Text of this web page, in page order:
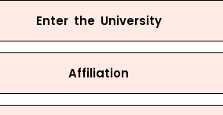
Enter the University
Affiliation